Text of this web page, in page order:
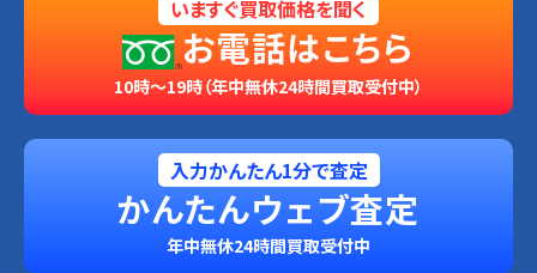
いますぐ買取価格を聞く
お電話はこちら
10時～19時（年中無休24時間買取受付中）
入力かんたん1分で査定
かんたんウェブ査定
年中無休24時間買取受付中